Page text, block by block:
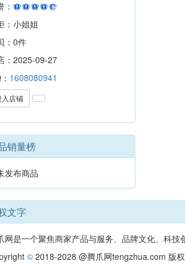
：
：小姐姐
：0件
：2025-09-27
1608080941
入店铺
销量榜
发布商品
文字
网是一个聚焦商家产品与服务、品牌文化、科技
© 2018-2028 @腾爪网tengzhua.com 版